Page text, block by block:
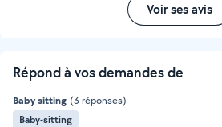
Voir ses avis
Répond à vos demandes de
Baby sitting (3 réponses)
Baby-sitting